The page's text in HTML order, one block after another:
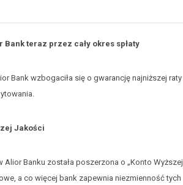
teraz przez cały okres spłaty
Bank wzbogaciła się o gwarancję najniższej raty
Jakości
Banku została poszerzona o „Konto Wyższej
a co więcej bank zapewnia niezmienność tych